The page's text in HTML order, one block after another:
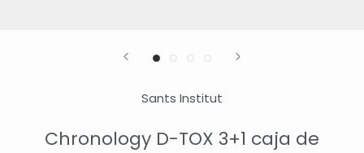
Sants Institut
Chronology D-TOX 3+1 caja de